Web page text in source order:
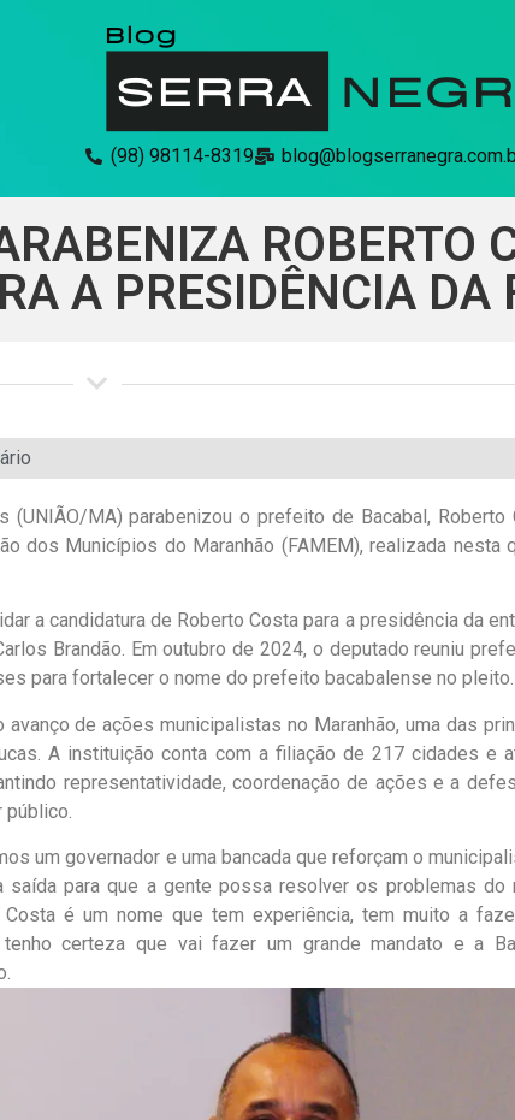
(98) 98114-8319
ROBERTO
A PRESIDÊNCIA DA
(UNIÃO/MA) parabenizou o prefeito de Bacabal, Roberto
dos Municípios do Maranhão (FAMEM), realizada nesta
a candidatura de Roberto Costa para a presidência da
Brandão. Em outubro de 2024, o deputado reuniu
para fortalecer o nome do prefeito bacabalense no pleito.
de ações municipalistas no Maranhão, uma das
A instituição conta com a filiação de 217 cidades e
representatividade, coordenação de ações e a
um governador e uma bancada que reforçam o
saída para que a gente possa resolver os problemas do
é um nome que tem experiência, tem muito a
certeza que vai fazer um grande mandato e a